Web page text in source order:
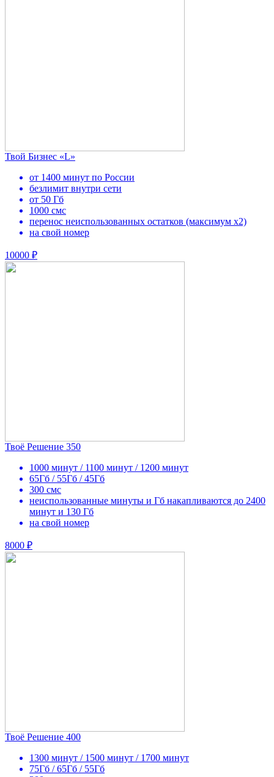
Твой Бизнес «L»
от 1400 минут по России
безлимит внутри сети
от 50 Гб
1000 смс
перенос неиспользованных остатков (максимум х2)
на свой номер
10000 ₽
Твоё Решение 350
1000 минут / 1100 минут / 1200 минут
65Гб / 55Гб / 45Гб
300 смс
неиспользованные минуты и Гб накапливаются до 2400
минут и 130 Гб
на свой номер
8000 ₽
Твоё Решение 400
1300 минут / 1500 минут / 1700 минут
75Гб / 65Гб / 55Гб